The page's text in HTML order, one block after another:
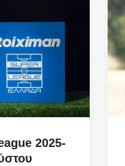
2025-
pages: TIF
Crisis - ΔΕΘ,...